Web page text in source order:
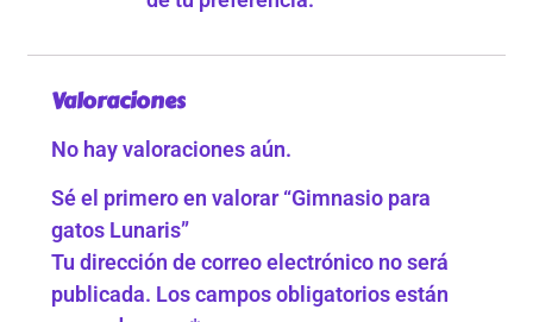
Valoraciones
No hay valoraciones aún.
Sé el primero en valorar “Gimnasio para
gatos Lunaris”
Tu dirección de correo electrónico no será
publicada. Los campos obligatorios están